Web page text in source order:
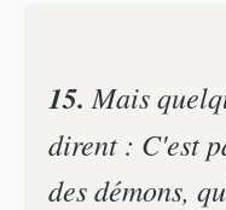
15. Mais
dirent : C'est
des démons,